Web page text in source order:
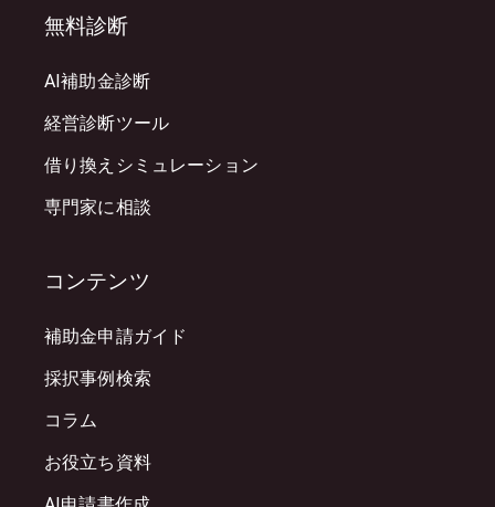
無料診断
AI補助金診断
経営診断ツール
借り換えシミュレーション
専門家に相談
コンテンツ
補助金申請ガイド
採択事例検索
コラム
お役立ち資料